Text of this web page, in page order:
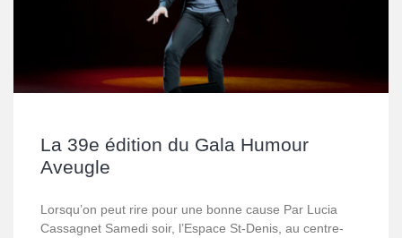
La 39e édition du Gala Humour
Aveugle
Lorsqu’on peut rire pour une bonne cause Par Lucia
Cassagnet Samedi soir, l’Espace St-Denis, au centre-